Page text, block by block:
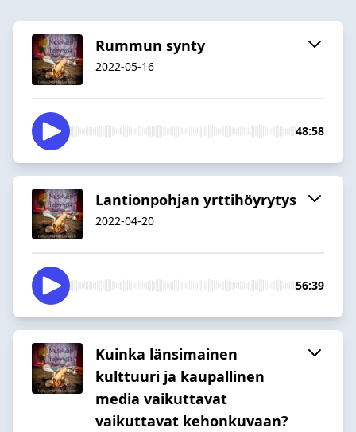
Rummun synty
2022-05-16
48:58
Lantionpohjan yrttihöyrytys
2022-04-20
56:39
Kuinka länsimainen
kulttuuri ja kaupallinen
media vaikuttavat
vaikuttavat kehonkuvaan?